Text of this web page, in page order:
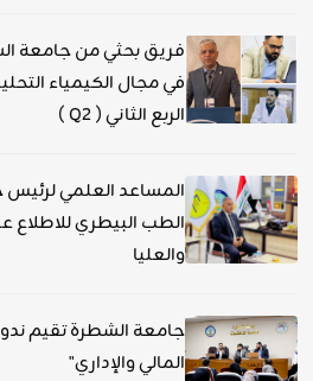
فريق بحثي من جامعة
في مجال الكيمياء
الربع الثاني ( Q2 )
المساعد العلمي لرئيس
الطب البيطري للاطلاع
والعليا
جامعة الشطرة تقيم
المالي والإداري"